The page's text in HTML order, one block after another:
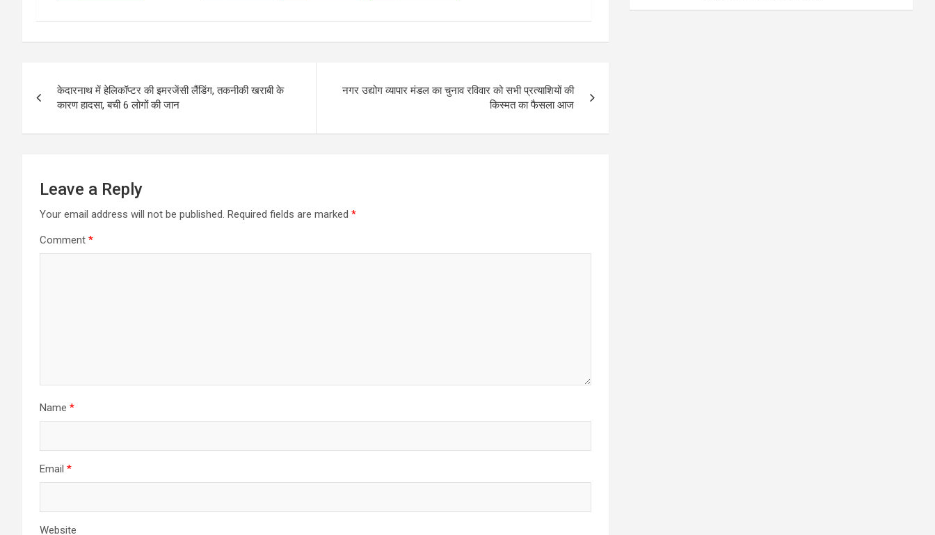
navigation
केदारनाथ में हेलिकॉप्टर की इमरजेंसी लैंडिंग, तकनीकी खराबी के
कारण हादसा, बची 6 लोगों की जान
नगर उद्योग व्यापार मंडल का चुनाव रविवार को सभी प्रत्याशियों की
किस्मत का फैसला आज
Leave a Reply
Your email address will not be published. Required fields are marked *
Comment *
Name *
Email *
Website